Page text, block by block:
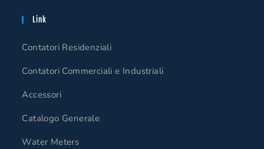
Link
Contatori Residenziali
Contatori Commerciali e Industriali
Accessori
Catalogo Generale
Water Meters